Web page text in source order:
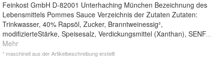
Feinkost GmbH D-82001 Unterhaching München Bezeichnung des
Lebensmittels Pommes Sauce Verzeichnis der Zutaten Zutaten:
Trinkwasser, 40% Rapsöl, Zucker, Branntweinessig²,
modifizierteStärke, Speisesalz, Verdickungsmittel (Xanthan), SENF...
Mehr
* maschinell aus der Artikelbeschreibung erstellt